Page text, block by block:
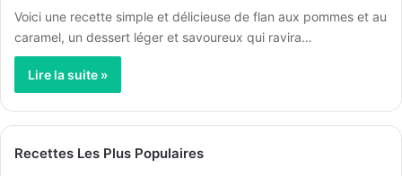
Voici une recette simple et délicieuse de flan aux pommes et au
caramel, un dessert léger et savoureux qui ravira…
Lire la suite »
Recettes Les Plus Populaires